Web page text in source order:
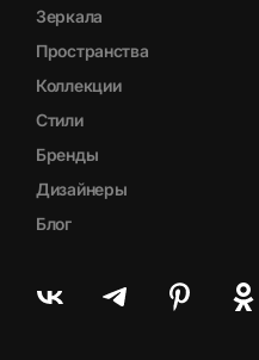
Зеркала
Пространства
Коллекции
Стили
Бренды
Дизайнеры
Блог